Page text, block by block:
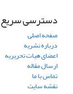
دسترسی سریع
صفحه اصلی
درباره نشریه
اعضای هیات تحریریه
ارسال مقاله
تماس با ما
نقشه سایت